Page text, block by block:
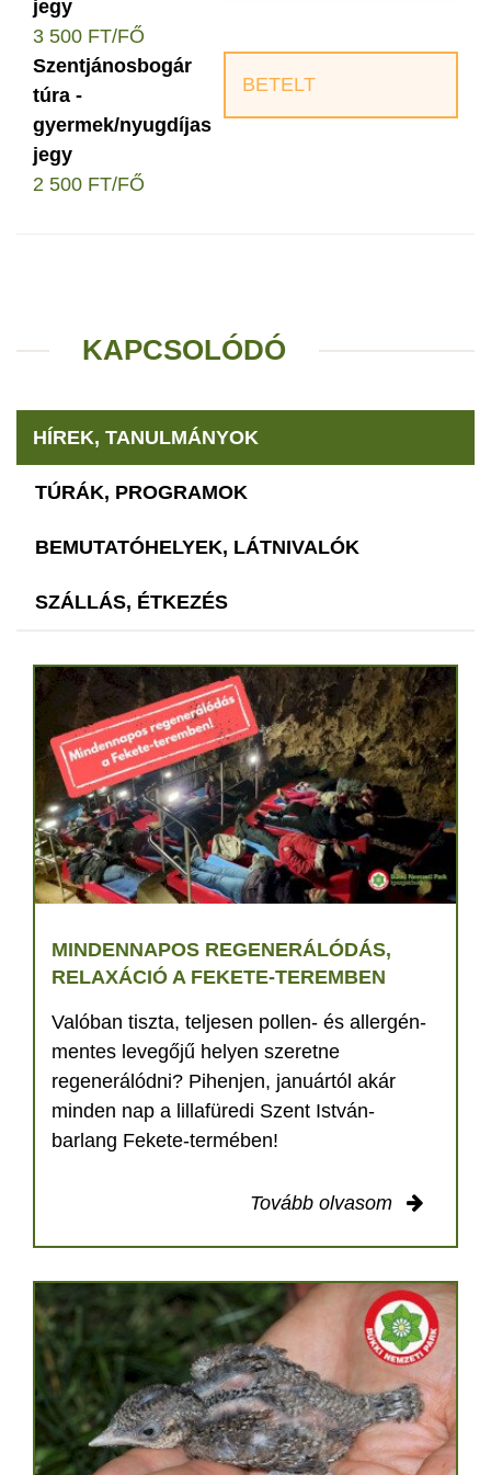
jegy
3 500 FT/FŐ
Szentjánosbogár
túra -
gyermek/nyugdíjas
jegy
2 500 FT/FŐ
BETELT
KAPCSOLÓDÓ
HÍREK, TANULMÁNYOK
TÚRÁK, PROGRAMOK
BEMUTATÓHELYEK, LÁTNIVALÓK
SZÁLLÁS, ÉTKEZÉS
MINDENNAPOS REGENERÁLÓDÁS,
RELAXÁCIÓ A FEKETE-TEREMBEN
Valóban tiszta, teljesen pollen- és allergén-
mentes levegőjű helyen szeretne
regenerálódni? Pihenjen, januártól akár
minden nap a lillafüredi Szent István-
barlang Fekete-termében!
Tovább olvasom